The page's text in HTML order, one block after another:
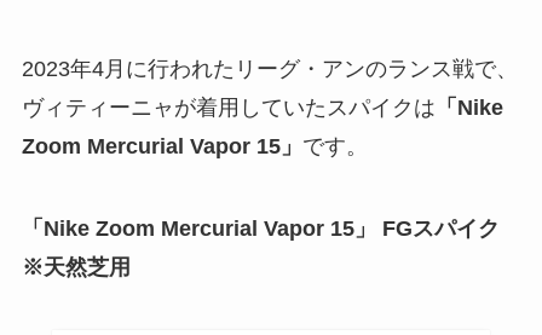
2023年4月に行われたリーグ・アンのランス戦で、
ヴィティーニャが着用していたスパイクは 「Nike
Zoom Mercurial Vapor 15」 です。
「Nike Zoom Mercurial Vapor 15」 FGスパイク
※天然芝用